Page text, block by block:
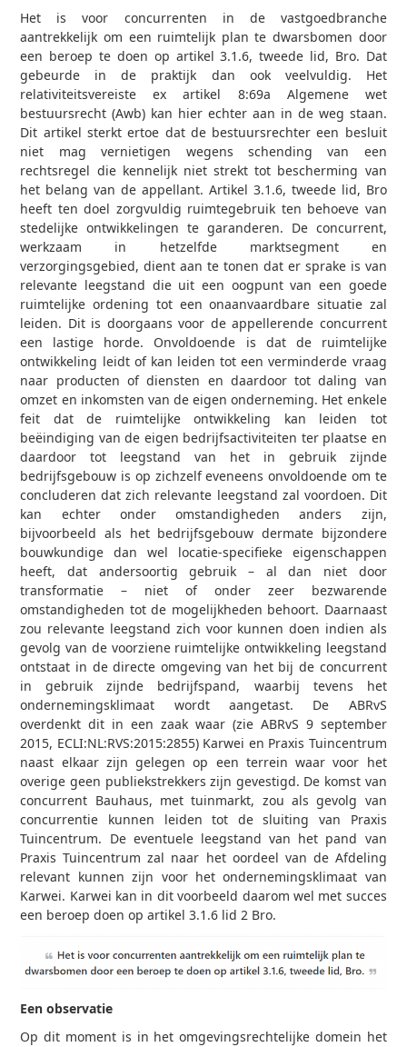
Het is voor concurrenten in de vastgoedbranche
aantrekkelijk om een ruimtelijk plan te dwarsbomen door
een beroep te doen op artikel 3.1.6, tweede lid, Bro. Dat
gebeurde in de praktijk dan ook veelvuldig. Het
relativiteitsvereiste ex artikel 8:69a Algemene wet
bestuursrecht (Awb) kan hier echter aan in de weg staan.
Dit artikel sterkt ertoe dat de bestuursrechter een besluit
niet mag vernietigen wegens schending van een
rechtsregel die kennelijk niet strekt tot bescherming van
het belang van de appellant. Artikel 3.1.6, tweede lid, Bro
heeft ten doel zorgvuldig ruimtegebruik ten behoeve van
stedelijke ontwikkelingen te garanderen. De concurrent,
werkzaam in hetzelfde marktsegment en
verzorgingsgebied, dient aan te tonen dat er sprake is van
relevante leegstand die uit een oogpunt van een goede
ruimtelijke ordening tot een onaanvaardbare situatie zal
leiden. Dit is doorgaans voor de appellerende concurrent
een lastige horde. Onvoldoende is dat de ruimtelijke
ontwikkeling leidt of kan leiden tot een verminderde vraag
naar producten of diensten en daardoor tot daling van
omzet en inkomsten van de eigen onderneming. Het enkele
feit dat de ruimtelijke ontwikkeling kan leiden tot
beëindiging van de eigen bedrijfsactiviteiten ter plaatse en
daardoor tot leegstand van het in gebruik zijnde
bedrijfsgebouw is op zichzelf eveneens onvoldoende om te
concluderen dat zich relevante leegstand zal voordoen. Dit
kan echter onder omstandigheden anders zijn,
bijvoorbeeld als het bedrijfsgebouw dermate bijzondere
bouwkundige dan wel locatie-specifieke eigenschappen
heeft, dat andersoortig gebruik – al dan niet door
transformatie – niet of onder zeer bezwarende
omstandigheden tot de mogelijkheden behoort. Daarnaast
zou relevante leegstand zich voor kunnen doen indien als
gevolg van de voorziene ruimtelijke ontwikkeling leegstand
ontstaat in de directe omgeving van het bij de concurrent
in gebruik zijnde bedrijfspand, waarbij tevens het
ondernemingsklimaat wordt aangetast. De ABRvS
overdenkt dit in een zaak waar (zie ABRvS 9 september
2015, ECLI:NL:RVS:2015:2855) Karwei en Praxis Tuincentrum
naast elkaar zijn gelegen op een terrein waar voor het
overige geen publiekstrekkers zijn gevestigd. De komst van
concurrent Bauhaus, met tuinmarkt, zou als gevolg van
concurrentie kunnen leiden tot de sluiting van Praxis
Tuincentrum. De eventuele leegstand van het pand van
Praxis Tuincentrum zal naar het oordeel van de Afdeling
relevant kunnen zijn voor het ondernemingsklimaat van
Karwei. Karwei kan in dit voorbeeld daarom wel met succes
een beroep doen op artikel 3.1.6 lid 2 Bro.
Een observatie
Op dit moment is in het omgevingsrechtelijke domein het